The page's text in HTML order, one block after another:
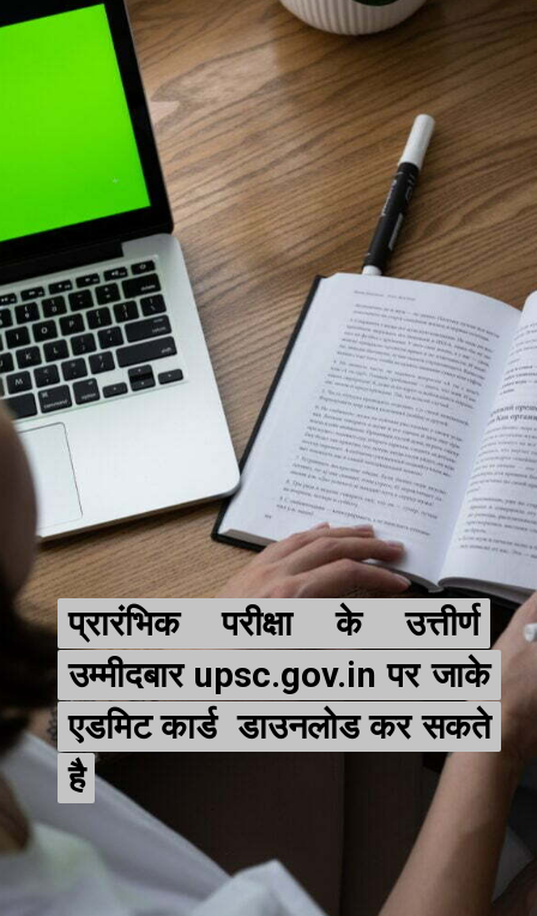
प्रारंभिक परीक्षा के उत्तीर्ण
उम्मीदबार upsc.gov.in पर जाके
एडमिट कार्ड डाउनलोड कर सकते
है
प्रारंभिक परीक्षा के उत्तीर्ण
उम्मीदबार upsc.gov.in पर जाके
एडमिट कार्ड डाउनलोड कर सकते
है